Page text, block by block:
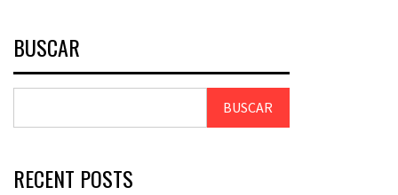
BUSCAR
BUSCAR
RECENT POSTS